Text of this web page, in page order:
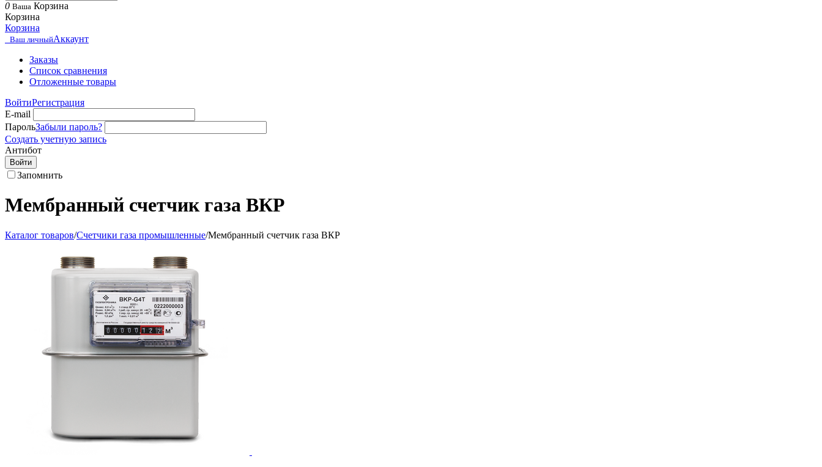
0 Ваша Корзина
Корзина
Корзина
Ваш личныйАккаунт
Заказы
Список сравнения
Отложенные товары
ВойтиРегистрация
E-mail
ПарольЗабыли пароль?
Создать учетную запись
Антибот
Войти
Запомнить
Мембранный счетчик газа ВКР
Каталог товаров/Счетчики газа промышленные/Мембранный счетчик газа ВКР